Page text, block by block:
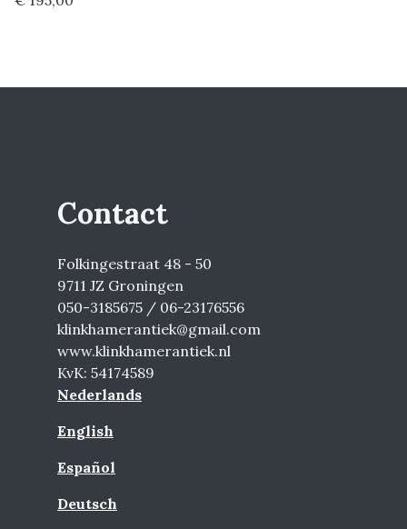
Contact
Folkingestraat 48 - 50
9711 JZ Groningen
050-3185675 / 06-23176556
klinkhamerantiek@gmail.com
www.klinkhamerantiek.nl
KvK: 54174589
Nederlands
English
Español
Deutsch